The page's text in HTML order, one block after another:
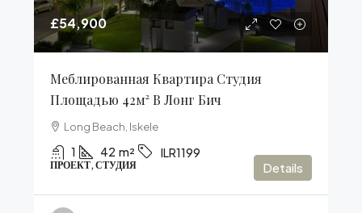
£54,900
Меблированная Квартира Студия
Площадью 42м² В Лонг Бич
Long Beach, Iskele
1 42 m² ILR1199
ПРОЕКТ, СТУДИЯ Details